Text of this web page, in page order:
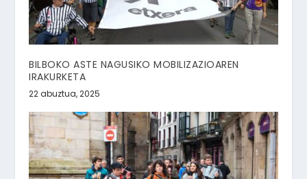
BILBOKO ASTE NAGUSIKO MOBILIZAZIOAREN
IRAKURKETA
22 abuztua, 2025